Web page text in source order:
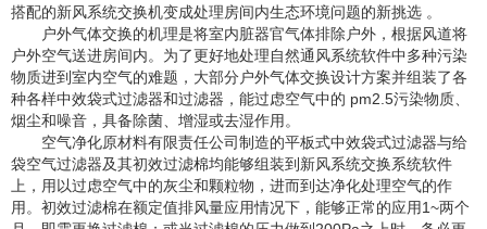
搭配的新风系统交换机变成处理房间内生态环境问题的新挑选 。
户外气体交换的机理是将室内脏器官气体排除户外，根据风道将
户外空气送进房间内。为了更好地处理自然通风系统软件中多种污染
物质进到室内空气的难题，大部分户外气体交换设计方案并组装了各
种各样中效袋式过滤器和过滤器，能过虑空气中的 pm2.5污染物质、
烟尘和噪音，具备除菌、增湿或去湿作用。
空气净化原材料有限责任公司制造的平板式中效袋式过滤器与给
袋空气过滤器及其初效过滤棉均能够组装到新风系统交换系统软件
上，用以过虑空气中的灰尘和颗粒物，进而到达净化处理空气的作
用。初效过滤棉在额定值排风量应用情况下，能够正常的应用1~两个